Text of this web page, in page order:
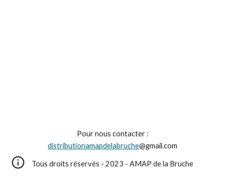
Pour nous contacter :
distributionamapdelabruche@gmail.com
Tous droits réservés - 2023 - AMAP de la Bruche